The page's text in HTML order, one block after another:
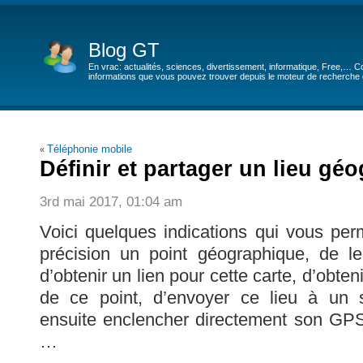
Blog GT
En vrac: actualités, sciences, divertissement, informatique, Free,…
informations que vous pouvez trouver depuis le moteur de recherche
« Téléphonie mobile
Définir et partager un lieu
3rd mai 2017, 01:04 am
Voici quelques indications qui vous
précision un point géographique, de
d’obtenir un lien pour cette carte,
de ce point, d’envoyer ce lieu à un
ensuite enclencher directement son
…